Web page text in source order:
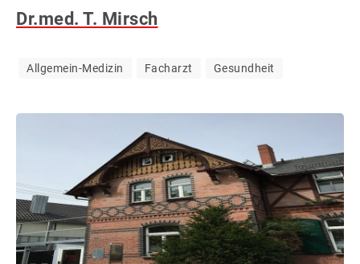
Dr.med. T. Mirsch
Allgemein-Medizin Facharzt Gesundheit